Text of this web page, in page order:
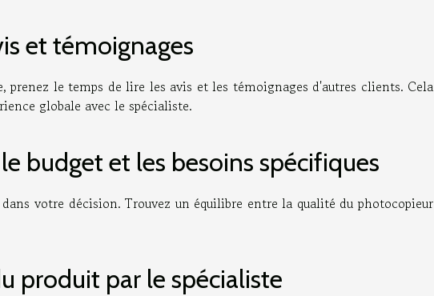
et témoignages
prenez le temps de lire les avis et les témoignages d'autres clients. Cela
globale avec le spécialiste.
budget et les besoins spécifiques
votre décision. Trouvez un équilibre entre la qualité du photocopieur
produit par le spécialiste